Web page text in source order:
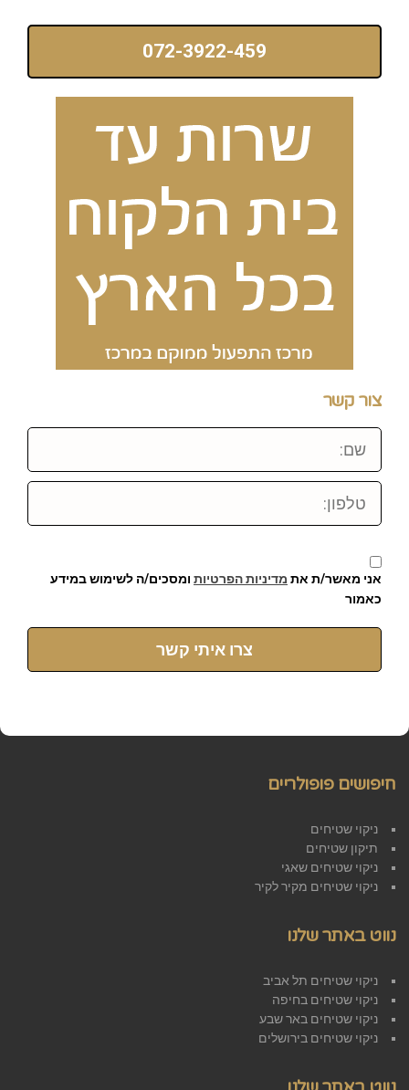
072-3922-459
צור קשר
שם:
טלפון:
אני מאשר/ת את מדיניות הפרטיות ומסכים/ה לשימוש במידע
כאמור
צרו איתי קשר
חיפושים פופולריים
ניקוי שטיחים
תיקון שטיחים
ניקוי שטיחים שאגי
ניקוי שטיחים מקיר לקיר
נווט באתר שלנו
ניקוי שטיחים תל אביב
ניקוי שטיחים בחיפה
ניקוי שטיחים באר שבע
ניקוי שטיחים בירושלים